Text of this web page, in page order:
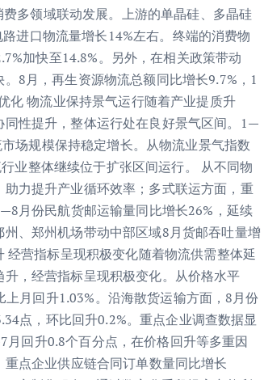
多领域联动发展。上游的单晶硅、多晶硅
进口物流量增长14%左右。终端的消费物
加快至14.8%。另外，在相关政策带动
8月，再生资源物流总额同比增长9.7%，1
化 物流业保持景气运行随着产业提质升
性提升，整体运行处在良好景气区间。1—
场规模保持稳定增长。从物流业景气指数
业整体继续位于扩张区间运行。 从不同物
力提升产业循环效率；多式联运方面，重
月份民航货邮运输量同比增长26%，延续
、郑州机场带动中部区域8月货邮吞吐量增
营指标呈现积极变化随着物流供需整体延
，经营指标呈现积极变化。从价格水平
月回升1.03%。沿海散货运输方面，8月份
点，环比回升0.2%。重点企业调查数据显
回升0.8个百分点，在价格回升等多重因
点企业供应链合同订单数量同比增长